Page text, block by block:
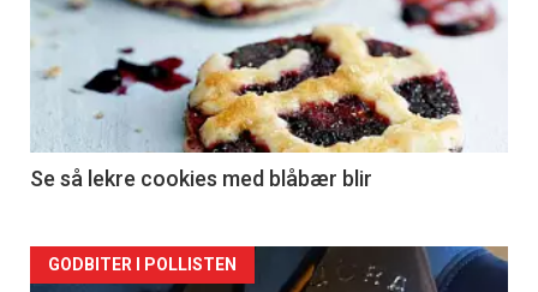
akkurat
nå
2
Se så lekre cookies med blåbær blir
Forsiden
GODBITER I POLLISTEN